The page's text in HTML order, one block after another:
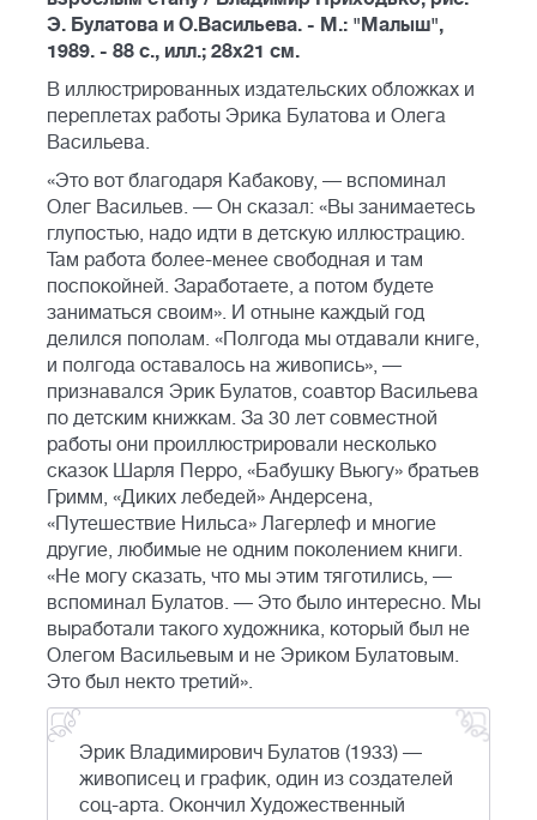
Э. Булатова и О.Васильева. - М.: "Малыш",
1989. - 88 с., илл.; 28х21 см.
В иллюстрированных издательских обложках и
переплетах работы Эрика Булатова и Олега
Васильева.
«Это вот благодаря Кабакову, — вспоминал
Олег Васильев. — Он сказал: «Вы занимаетесь
глупостью, надо идти в детскую иллюстрацию.
Там работа более-менее свободная и там
поспокойней. Заработаете, а потом будете
заниматься своим». И отныне каждый год
делился пополам. «Полгода мы отдавали книге,
и полгода оставалось на живопись», —
признавался Эрик Булатов, соавтор Васильева
по детским книжкам. За 30 лет совместной
работы они проиллюстрировали несколько
сказок Шарля Перро, «Бабушку Вьюгу» братьев
Гримм, «Диких лебедей» Андерсена,
«Путешествие Нильса» Лагерлеф и многие
другие, любимые не одним поколением книги.
«Не могу сказать, что мы этим тяготились, —
вспоминал Булатов. — Это было интересно. Мы
выработали такого художника, который был не
Олегом Васильевым и не Эриком Булатовым.
Это был некто третий».
Эрик Владимирович Булатов (1933) —
живописец и график, один из создателей
соц-арта. Окончил Художественный